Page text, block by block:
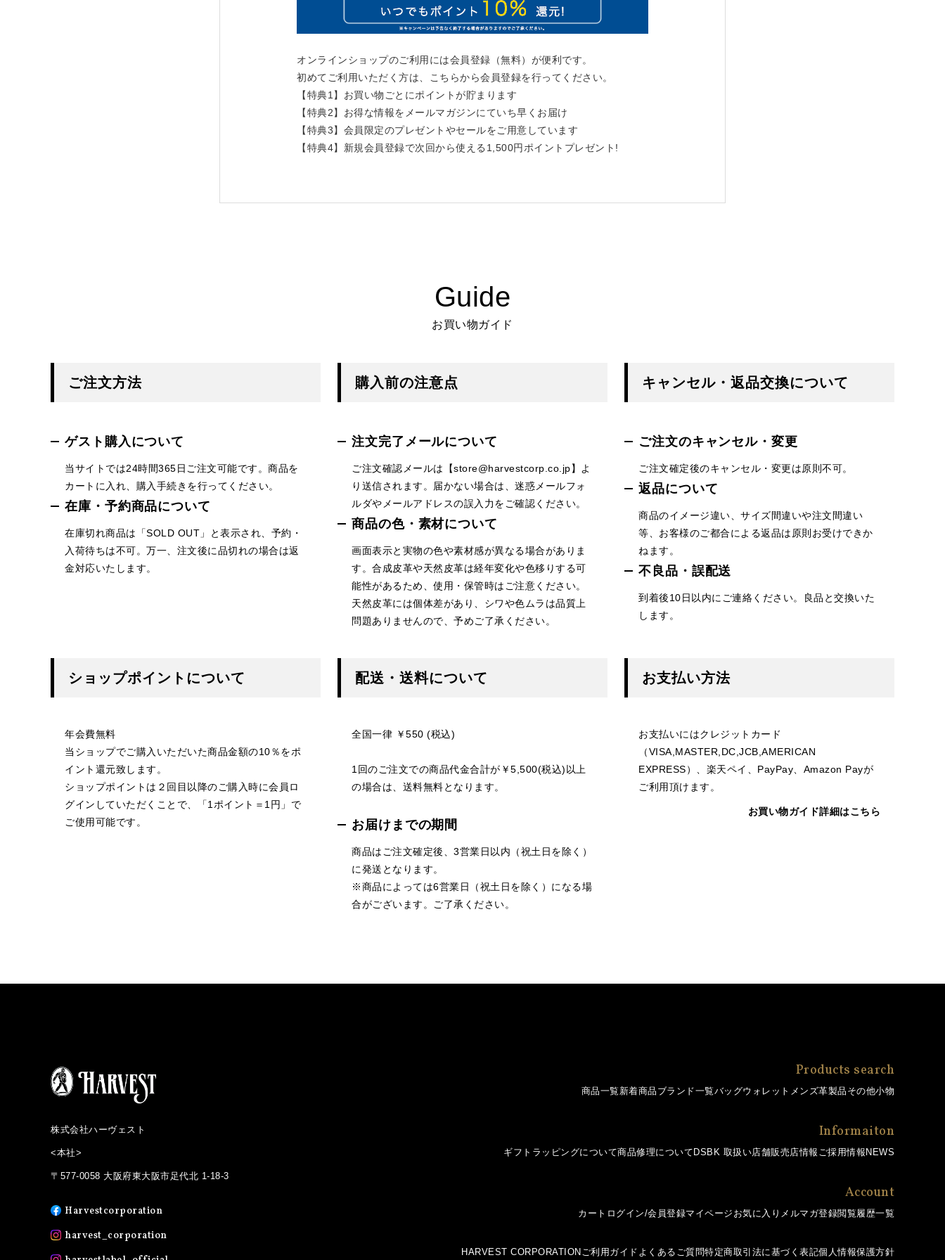
オンラインショップのご利用には会員登録（無料）が便利です。
初めてご利用いただく方は、こちらから会員登録を行ってください。
【特典1】お買い物ごとにポイントが貯まります
【特典2】お得な情報をメールマガジンにていち早くお届け
【特典3】会員限定のプレゼントやセールをご用意しています
【特典4】新規会員登録で次回から使える1,500円ポイントプレゼント!
Guide
お買い物ガイド
ご注文方法
ゲスト購入について
当サイトでは24時間365日ご注文可能です。商品を
カートに入れ、購入手続きを行ってください。
在庫・予約商品について
在庫切れ商品は「SOLD OUT」と表示され、予約・
入荷待ちは不可。万一、注文後に品切れの場合は返
金対応いたします。
購入前の注意点
注文完了メールについて
ご注文確認メールは【store@harvestcorp.co.jp】よ
り送信されます。届かない場合は、迷惑メールフォ
ルダやメールアドレスの誤入力をご確認ください。
商品の色・素材について
画面表示と実物の色や素材感が異なる場合がありま
す。合成皮革や天然皮革は経年変化や色移りする可
能性があるため、使用・保管時はご注意ください。
天然皮革には個体差があり、シワや色ムラは品質上
問題ありませんので、予めご了承ください。
キャンセル・返品交換について
ご注文のキャンセル・変更
ご注文確定後のキャンセル・変更は原則不可。
返品について
商品のイメージ違い、サイズ間違いや注文間違い
等、お客様のご都合による返品は原則お受けできか
ねます。
不良品・誤配送
到着後10日以内にご連絡ください。良品と交換いた
します。
ショップポイントについて
年会費無料
当ショップでご購入いただいた商品金額の10％をポ
イント還元致します。
ショップポイントは２回目以降のご購入時に会員ロ
グインしていただくことで、「1ポイント＝1円」で
ご使用可能です。
配送・送料について
全国一律 ￥550 (税込)
1回のご注文での商品代金合計が￥5,500(税込)以上
の場合は、送料無料となります。
お届けまでの期間
商品はご注文確定後、3営業日以内（祝土日を除く）
に発送となります。
※商品によっては6営業日（祝土日を除く）になる場
合がございます。ご了承ください。
お支払い方法
お支払いにはクレジットカード
（VISA,MASTER,DC,JCB,AMERICAN
EXPRESS）、楽天ペイ、PayPay、Amazon Payが
ご利用頂けます。
お買い物ガイド詳細はこちら
株式会社ハーヴェスト
<本社>
〒577-0058 大阪府東大阪市足代北 1-18-3
Harvestcorporation
harvest_corporation
Products search
商品一覧 新着商品 ブランド一覧バッグウォレット メンズ革製品 その他小物
Informaiton
ギフトラッピングについて商品修理について DSBK 取扱い店舗販売店情報 ご採用情報 NEWS
Account
カート ログイン/会員登録マイページ お気に入り メルマガ登録閲覧履歴一覧
HARVEST CORPORATION ご利用ガイド よくあるご質問特定商取引法に基づく表記個人情報保護方針